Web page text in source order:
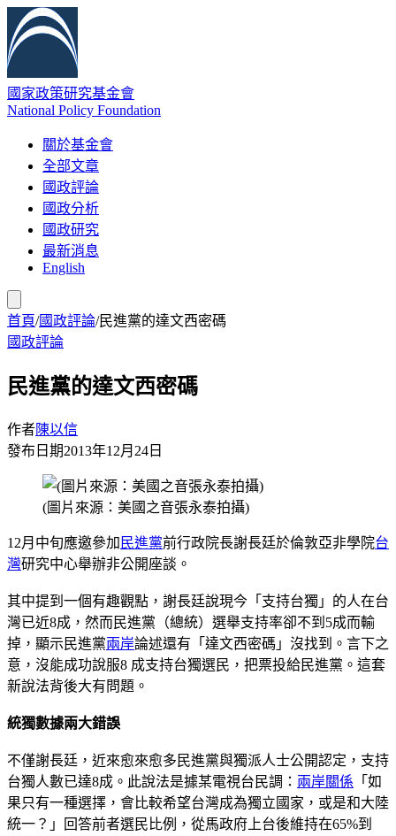
國家政策研究基金會
National Policy Foundation
關於基金會
全部文章
國政評論
國政分析
國政研究
最新消息
English
首頁/國政評論/民進黨的達文西密碼
國政評論
民進黨的達文西密碼
作者陳以信
發布日期2013年12月24日
(圖片來源：美國之音張永泰拍攝)
12月中旬應邀參加 民進黨前行政院長謝長廷於倫敦亞非學院台
灣研究中心舉辦非公開座談。
其中提到一個有趣觀點，謝長廷說現今「支持台獨」的人在台
灣已近8成，然而民進黨（總統）選舉支持率卻不到5成而輸
掉，顯示民進黨兩岸論述還有「達文西密碼」沒找到。言下之
意，沒能成功說服8 成支持台獨選民，把票投給民進黨。這套
新說法背後大有問題。
統獨數據兩大錯誤
不僅謝長廷，近來愈來愈多民進黨與獨派人士公開認定，支持
台獨人數已達8成。此說法是據某電視台民調： 兩岸關係 「如
果只有一種選擇，會比較希望台灣成為獨立國家，或是和大陸
統一？」回答前者選民比例，從馬政府上台後維持在65%到